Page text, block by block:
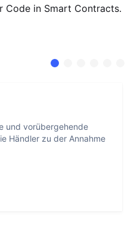
in Smart Contracts.
und vorübergehende
Händler zu der Annahme